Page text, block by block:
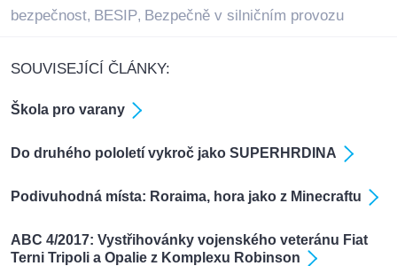
bezpečnost, BESIP, Bezpečně v silničním provozu
SOUVISEJÍCÍ ČLÁNKY:
Škola pro varany
Do druhého pololetí vykroč jako SUPERHRDINA
Podivuhodná místa: Roraima, hora jako z Minecraftu
ABC 4/2017: Vystřihovánky vojenského veteránu Fiat
Terni Tripoli a Opalie z Komplexu Robinson